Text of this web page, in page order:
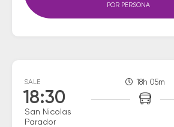
POR PERSONA
SALE
18:30
San Nicolas
Parador
18h 05m